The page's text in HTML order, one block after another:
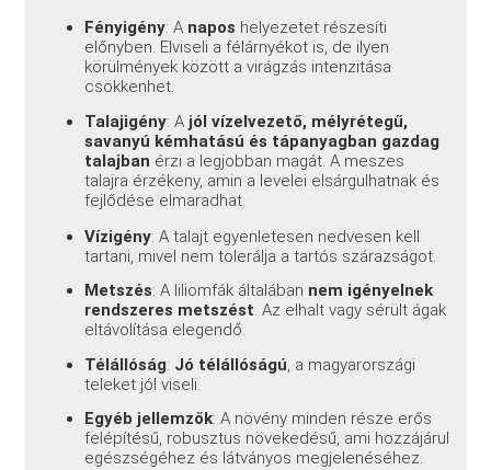
Fényigény: A napos helyezetet részesíti
előnyben. Elviseli a félárnyékot is, de ilyen
körülmények között a virágzás intenzitása
csökkenhet.
Talajigény: A jól vízelvezető, mélyrétegű,
savanyú kémhatású és tápanyagban gazdag
talajban érzi a legjobban magát. A meszes
talajra érzékeny, amin a levelei elsárgulhatnak és
fejlődése elmaradhat.
Vízigény: A talajt egyenletesen nedvesen kell
tartani, mivel nem tolerálja a tartós szárazságot.
Metszés: A liliomfák általában nem igényelnek
rendszeres metszést. Az elhalt vagy sérült ágak
eltávolítása elegendő.
Télállóság: Jó télállóságú, a magyarországi
teleket jól viseli.
Egyéb jellemzők: A növény minden része erős
felépítésű, robusztus növekedésű, ami hozzájárul
egészségéhez és látványos megjelenéséhez.